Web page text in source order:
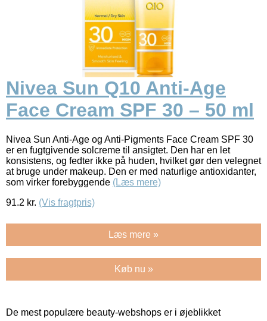
Nivea Sun Q10 Anti-Age
Face Cream SPF 30 – 50 ml
Nivea Sun Anti-Age og Anti-Pigments Face Cream SPF 30
er en fugtgivende solcreme til ansigtet. Den har en let
konsistens, og fedter ikke på huden, hvilket gør den velegnet
at bruge under makeup. Den er med naturlige antioxidanter,
som virker forebyggende (Læs mere)
91.2 kr. (Vis fragtpris)
Læs mere »
Køb nu »
De mest populære beauty-webshops er i øjeblikket